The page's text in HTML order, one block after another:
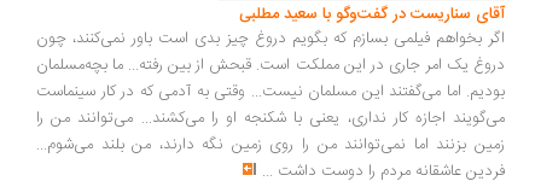
سناریست در گفت‌وگو با سعید مطلبی
بخواهم فیلمی بسازم که بگویم دروغ چیز بدی است باور نمی‌کنند، چون
یک امر جاری در این مملکت است. قبحش از بین رفته... ما بچه‌مسلمان
اما می‌گفتند این مسلمان نیست... وقتی به آدمی که در کار سینماست
اجازه کار نداری، یعنی با شکنجه او را می‌کشند... می‌توانند من را
بزنند اما نمی‌توانند من را روی زمین نگه دارند، من بلند می‌شوم...
عاشقانه مردم را دوست داشت ...